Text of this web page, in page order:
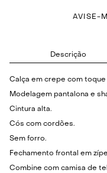
AVISE-
Descrição
Calça em crepe com toque
Modelagem pantalona e
Cintura alta.
Cós com cordões.
Sem forro.
Fechamento frontal em
Combine com camisa de